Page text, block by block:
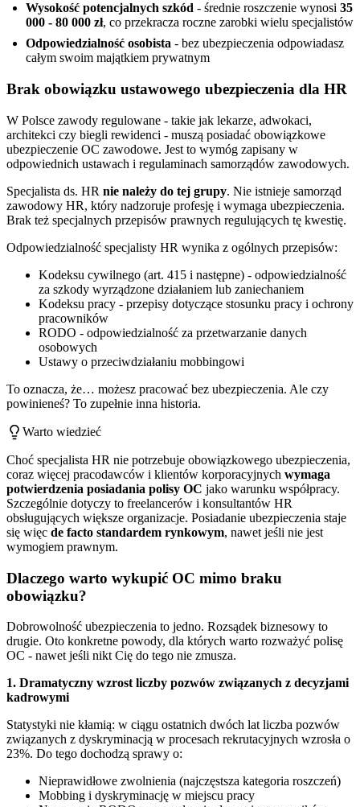
Wysokość potencjalnych szkód - średnie roszczenie wynosi 35
000 - 80 000 zł, co przekracza roczne zarobki wielu specjalistów
Odpowiedzialność osobista - bez ubezpieczenia odpowiadasz
całym swoim majątkiem prywatnym
Brak obowiązku ustawowego ubezpieczenia dla HR
W Polsce zawody regulowane - takie jak lekarze, adwokaci,
architekci czy biegli rewidenci - muszą posiadać obowiązkowe
ubezpieczenie OC zawodowe. Jest to wymóg zapisany w
odpowiednich ustawach i regulaminach samorządów zawodowych.
Specjalista ds. HR nie należy do tej grupy. Nie istnieje samorząd
zawodowy HR, który nadzoruje profesję i wymaga ubezpieczenia.
Brak też specjalnych przepisów prawnych regulujących tę kwestię.
Odpowiedzialność specjalisty HR wynika z ogólnych przepisów:
Kodeksu cywilnego (art. 415 i następne) - odpowiedzialność
za szkody wyrządzone działaniem lub zaniechaniem
Kodeksu pracy - przepisy dotyczące stosunku pracy i ochrony
pracowników
RODO - odpowiedzialność za przetwarzanie danych
osobowych
Ustawy o przeciwdziałaniu mobbingowi
To oznacza, że… możesz pracować bez ubezpieczenia. Ale czy
powinieneś? To zupełnie inna historia.
Warto wiedzieć
Choć specjalista HR nie potrzebuje obowiązkowego ubezpieczenia,
coraz więcej pracodawców i klientów korporacyjnych wymaga
potwierdzenia posiadania polisy OC jako warunku współpracy.
Szczególnie dotyczy to freelancerów i konsultantów HR
obsługujących większe organizacje. Posiadanie ubezpieczenia staje
się więc de facto standardem rynkowym, nawet jeśli nie jest
wymogiem prawnym.
Dlaczego warto wykupić OC mimo braku
obowiązku?
Dobrowolność ubezpieczenia to jedno. Rozsądek biznesowy to
drugie. Oto konkretne powody, dla których warto rozważyć polisę
OC - nawet jeśli nikt Cię do tego nie zmusza.
1. Dramatyczny wzrost liczby pozwów związanych z decyzjami
kadrowymi
Statystyki nie kłamią: w ciągu ostatnich dwóch lat liczba pozwów
związanych z dyskryminacją w procesach rekrutacyjnych wzrosła o
23%. Do tego dochodzą sprawy o:
Nieprawidłowe zwolnienia (najczęstsza kategoria roszczeń)
Mobbing i dyskryminację w miejscu pracy